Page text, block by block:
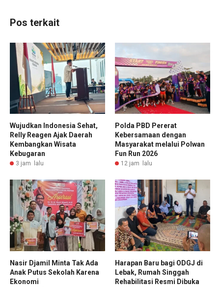
Pos terkait
Wujudkan Indonesia Sehat,
Relly Reagen Ajak Daerah
Kembangkan Wisata
Kebugaran
3 jam lalu
Polda PBD Pererat
Kebersamaan dengan
Masyarakat melalui Polwan
Fun Run 2026
12 jam lalu
Nasir Djamil Minta Tak Ada
Anak Putus Sekolah Karena
Ekonomi
Harapan Baru bagi ODGJ di
Lebak, Rumah Singgah
Rehabilitasi Resmi Dibuka